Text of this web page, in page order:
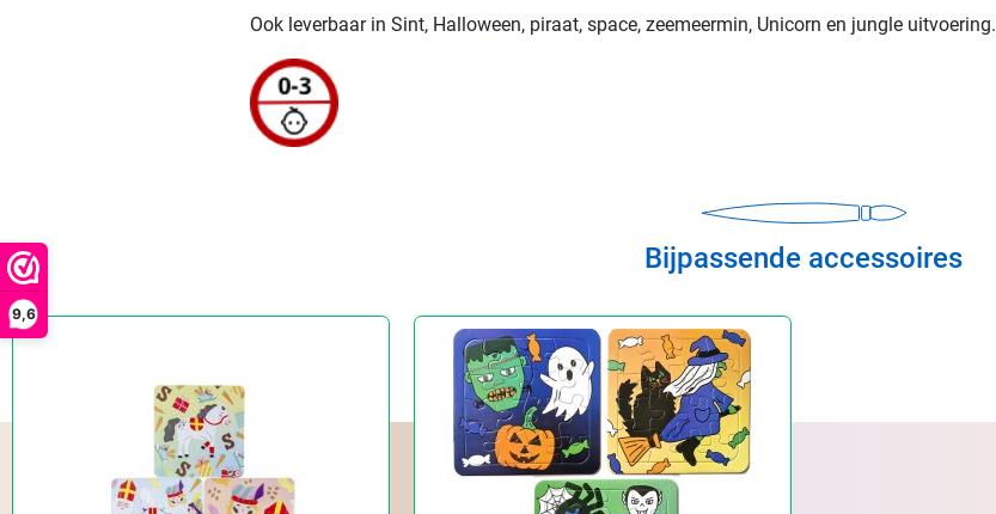
9,6
Ook leverbaar in Sint, Halloween, piraat, space, zeemeermin, Unicorn en jungle uitvoering.
Bijpassende accessoires